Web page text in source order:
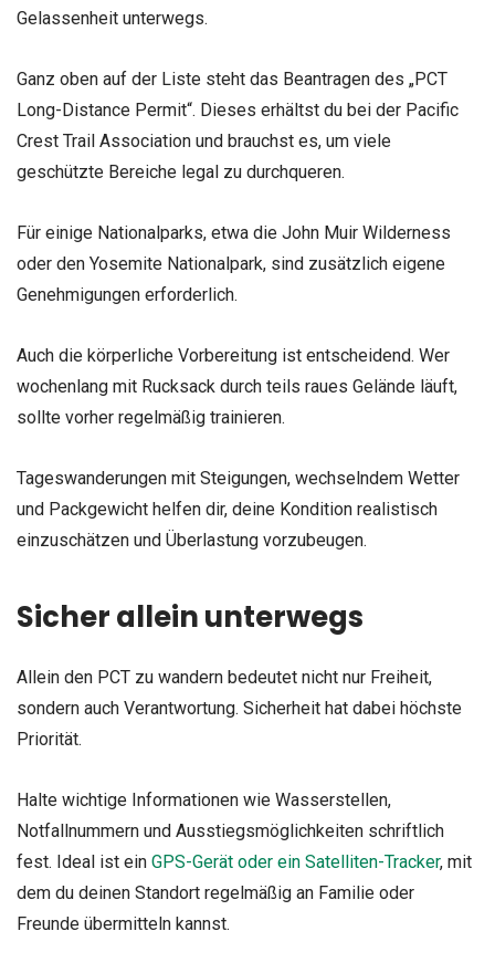
Gelassenheit unterwegs.
Ganz oben auf der Liste steht das Beantragen des „PCT
Long-Distance Permit“. Dieses erhältst du bei der Pacific
Crest Trail Association und brauchst es, um viele
geschützte Bereiche legal zu durchqueren.
Für einige Nationalparks, etwa die John Muir Wilderness
oder den Yosemite Nationalpark, sind zusätzlich eigene
Genehmigungen erforderlich.
Auch die körperliche Vorbereitung ist entscheidend. Wer
wochenlang mit Rucksack durch teils raues Gelände läuft,
sollte vorher regelmäßig trainieren.
Tageswanderungen mit Steigungen, wechselndem Wetter
und Packgewicht helfen dir, deine Kondition realistisch
einzuschätzen und Überlastung vorzubeugen.
Sicher allein unterwegs
Allein den PCT zu wandern bedeutet nicht nur Freiheit,
sondern auch Verantwortung. Sicherheit hat dabei höchste
Priorität.
Halte wichtige Informationen wie Wasserstellen,
Notfallnummern und Ausstiegsmöglichkeiten schriftlich
fest. Ideal ist ein GPS-Gerät oder ein Satelliten-Tracker, mit
dem du deinen Standort regelmäßig an Familie oder
Freunde übermitteln kannst.